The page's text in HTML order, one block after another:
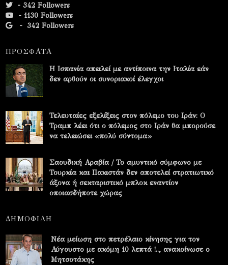
- 342 Followers
- 1130 Followers
- 342 Followers
ΠΡΟΣΦΑΤΑ
Η Ισπανία απειλεί με αντίποινα την Ιταλία εάν
δεν αρθούν οι συνοριακοί έλεγχοι
Τελευταίες εξελίξεις στον πόλεμο του Ιράν: Ο
Τραμπ λέει ότι ο πόλεμος στο Ιράν θα μπορούσε
να τελειώσει «πολύ σύντομα»
Σαουδική Αραβία / Το αμυντικό σύμφωνο με
Τουρκία και Πακιστάν δεν αποτελεί στρατιωτικό
άξονα ή σεκταριστικό μπλοκ εναντίον
οποιασδήποτε χώρας
ΔΗΜΟΦΙΛΗ
Νέα μείωση στο πετρέλαιο κίνησης για τον
Αύγουστο με ακόμη 10 λεπτά !.., ανακοίνωσε ο
Μητσοτάκης